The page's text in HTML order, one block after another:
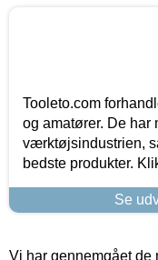
Tooleto.com
og amatører. De har
værktøjsindustrien,
bedste produkter.
Se
Vi har gennemgået